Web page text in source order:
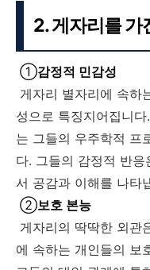
2. 게자리를 가
①감정적 민감성
게자리 별자리에 속하
성으로 특징지어집니
는 그들의 우주학적 프
다. 그들의 감정적 반
서 공감과 이해를 나타
②보호 본능
게자리의 딱딱한 외관
에 속하는 개인들의 보